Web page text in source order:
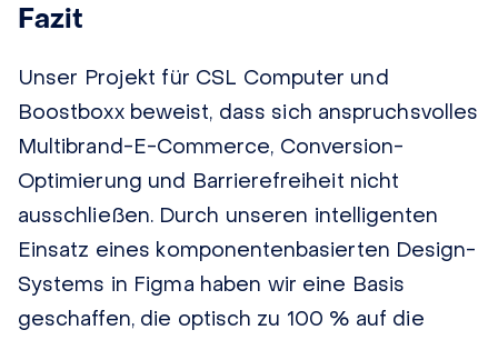
Fazit
Unser Projekt für CSL Computer und
Boostboxx beweist, dass sich anspruchsvolles
Multibrand-E-Commerce, Conversion-
Optimierung und Barrierefreiheit nicht
ausschließen. Durch unseren intelligenten
Einsatz eines komponentenbasierten Design-
Systems in Figma haben wir eine Basis
geschaffen, die optisch zu 100 % auf die